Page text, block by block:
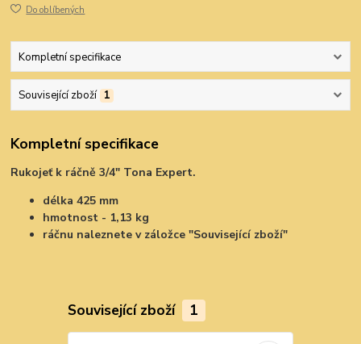
Do oblíbených
Kompletní specifikace
Související zboží 1
Kompletní specifikace
Rukojeť k ráčně 3/4" Tona Expert.
délka 425 mm
hmotnost - 1,13 kg
ráčnu naleznete v záložce "Související zboží"
Související zboží 1